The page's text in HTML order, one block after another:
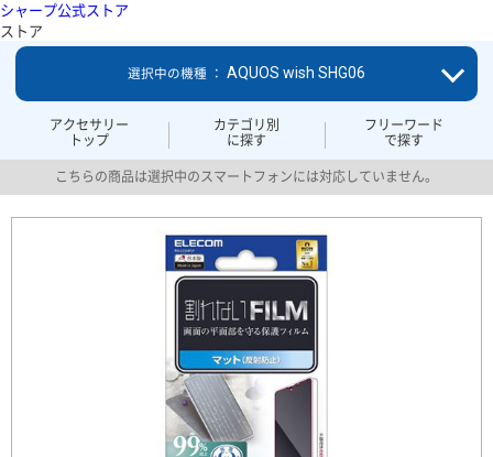
シャープ公式ストア
ストア
アクセサリー
トップ
カテゴリ別
に探す
フリーワード
で探す
選択中の機種 ： AQUOS wish SHG06
こちらの商品は選択中のスマートフォンには対応していません。